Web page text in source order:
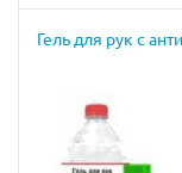
Гель для рук с